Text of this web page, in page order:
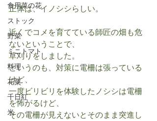
食用菜の花
ストック
野菜
ミニトマト
料理
花粟
千日紅
米
正体は、イノシシらしい。
近くでコメを育てている師匠の畑も危
ないということで、
草刈りをしました。
というのも、対策に電柵は張っている
けど、
一度ビリビリを体験したノシシは電柵
を怖がるけど、
その電柵が見えないとそのまま突進し